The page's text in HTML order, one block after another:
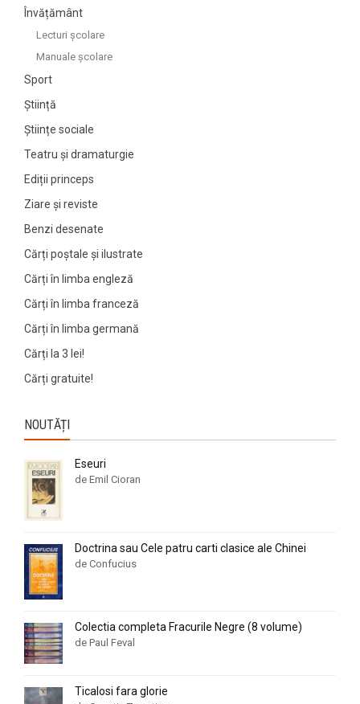
Învățământ
Lecturi şcolare
Manuale şcolare
Sport
Știință
Științe sociale
Teatru și dramaturgie
Ediții princeps
Ziare şi reviste
Benzi desenate
Cărți poștale și ilustrate
Cărți în limba engleză
Cărți în limba franceză
Cărți în limba germană
Cărți la 3 lei!
Cărți gratuite!
NOUTĂȚI
Eseuri
de Emil Cioran
Doctrina sau Cele patru carti clasice ale Chinei
de Confucius
Colectia completa Fracurile Negre (8 volume)
de Paul Feval
Ticalosi fara glorie